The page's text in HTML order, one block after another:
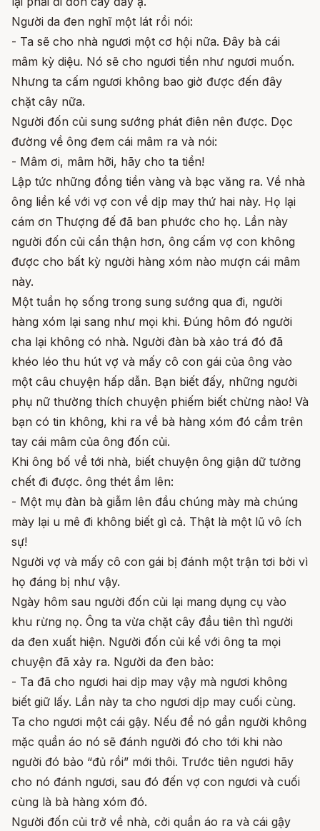
Người da đen nghĩ một lát rồi nói:
- Ta sẽ cho nhà ngươi một cơ hội nữa. Đây bà cái
mâm kỳ diệu. Nó sẽ cho ngươi tiền như ngươi muốn.
Nhưng ta cấm ngươi không bao giờ được đến đây
chặt cây nữa.
Người đốn củi sung sướng phát điên nên được. Dọc
đường về ông đem cái mâm ra và nói:
- Mâm ơi, mâm hỡi, hãy cho ta tiền!
Lập tức những đồng tiền vàng và bạc văng ra. Về nhà
ông liền kể với vợ con về dịp may thứ hai này. Họ lại
cám ơn Thượng đế đã ban phước cho họ. Lần này
người đốn củi cẩn thận hơn, ông cấm vợ con không
được cho bất kỳ người hàng xóm nào mượn cái mâm
này.
Một tuần họ sống trong sung sướng qua đi, người
hàng xóm lại sang như mọi khi. Đúng hôm đó người
cha lại không có nhà. Người đàn bà xảo trá đó đã
khéo léo thu hút vợ và mấy cô con gái của ông vào
một câu chuyện hấp dẫn. Bạn biết đấy, những người
phụ nữ thường thích chuyện phiếm biết chừng nào! Và
bạn có tin không, khi ra về bà hàng xóm đó cầm trên
tay cái mâm của ông đốn củi.
Khi ông bố về tới nhà, biết chuyện ông giận dữ tưởng
chết đi được. ông thét ầm lên:
- Một mụ đàn bà giẫm lên đầu chúng mày mà chúng
mày lại u mê đi không biết gì cả. Thật là một lũ vô ích
sự!
Người vợ và mấy cô con gái bị đánh một trận tơi bời vì
họ đáng bị như vậy.
Ngày hôm sau người đốn củi lại mang dụng cụ vào
khu rừng nọ. Ông ta vừa chặt cây đầu tiên thì người
da đen xuất hiện. Người đốn củi kể với ông ta mọi
chuyện đã xảy ra. Người da đen bảo:
- Ta đã cho ngươi hai dịp may vậy mà ngươi không
biết giữ lấy. Lần này ta cho ngươi dịp may cuối cùng.
Ta cho ngươi một cái gậy. Nếu để nó gần người không
mặc quần áo nó sẽ đánh người đó cho tới khi nào
người đó bảo “đủ rồi” mới thôi. Trước tiên ngươi hãy
cho nó đánh ngươi, sau đó đến vợ con ngươi và cuối
cùng là bà hàng xóm đó.
Người đốn củi trở về nhà, cởi quần áo ra và cái gậy